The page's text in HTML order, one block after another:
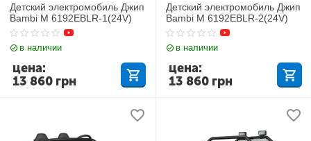
Детский электромобиль Джип
Bambi M 6192EBLR-1(24V)
в наличии
13 860 грн
цена:
Детский электромобиль Джип
Bambi M 6192EBLR-2(24V)
в наличии
13 860 грн
цена: